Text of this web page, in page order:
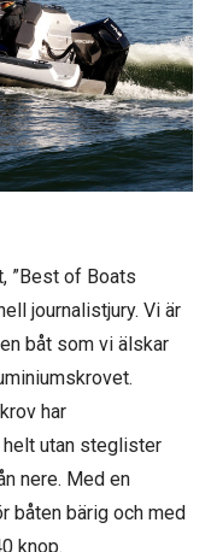
”Best of Boats
journalistjury. Vi är
båt som vi älskar
har
utan steglister
nere. Med en
båten bärig och med
knop.